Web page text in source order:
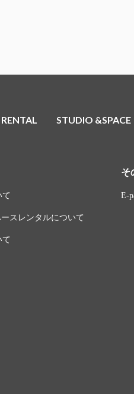
RENTAL STUDIO &SPACE
て
スレンタルについて
そ
E-